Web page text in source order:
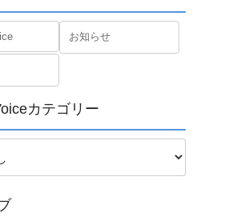
お知らせ
カテゴリー